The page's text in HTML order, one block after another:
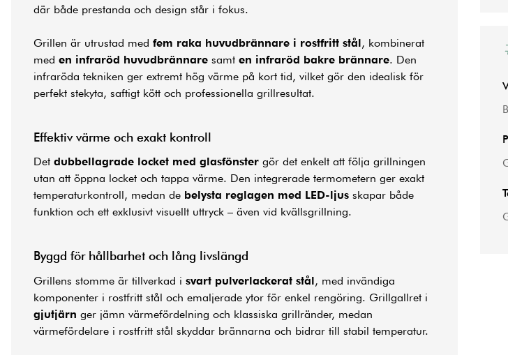
där både prestanda och design står i fokus.
Grillen är utrustad med fem raka huvudbrännare i rostfritt stål, kombinerat
med en infraröd huvudbrännare samt en infraröd bakre brännare. Den
infraröda tekniken ger extremt hög värme på kort tid, vilket gör den idealisk för
perfekt stekyta, saftigt kött och professionella grillresultat.
Effektiv värme och exakt kontroll
Det dubbellagrade locket med glasfönster gör det enkelt att följa grillningen
utan att öppna locket och tappa värme. Den integrerade termometern ger exakt
temperaturkontroll, medan de belysta reglagen med LED-ljus skapar både
funktion och ett exklusivt visuellt uttryck – även vid kvällsgrillning.
Byggd för hållbarhet och lång livslängd
Grillens stomme är tillverkad i svart pulverlackerat stål, med invändiga
komponenter i rostfritt stål och emaljerade ytor för enkel rengöring. Grillgallret i
gjutjärn ger jämn värmefördelning och klassiska grillränder, medan
värmefördelare i rostfritt stål skyddar brännarna och bidrar till stabil temperatur.